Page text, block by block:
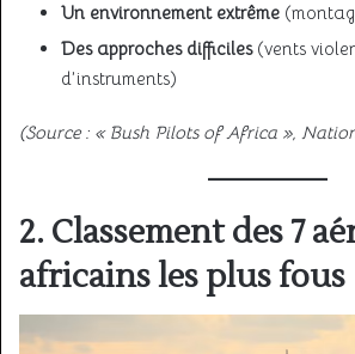
Un environnement extrême
Des approches difficiles(vents
d’instruments)
(Source : « Bush Pilots of Africa »,
2. Classement des 7
africains les plus fous